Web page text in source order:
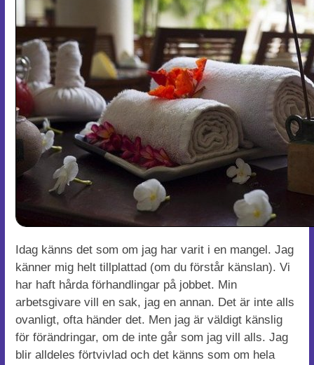
Idag känns det som om jag har varit i en mangel. Jag
känner mig helt tillplattad (om du förstår känslan). Vi
har haft hårda förhandlingar på jobbet. Min
arbetsgivare vill en sak, jag en annan. Det är inte alls
ovanligt, ofta händer det. Men jag är väldigt känslig
för förändringar, om de inte går som jag vill alls. Jag
blir alldeles förtvivlad och det känns som om hela